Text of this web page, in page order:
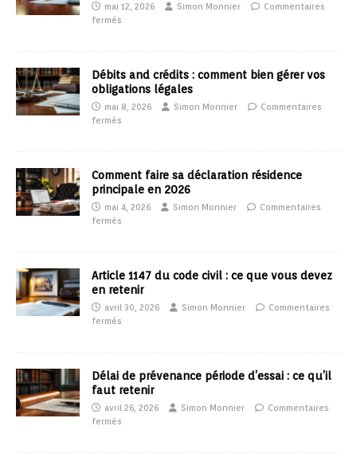
mai 12, 2026 Simon Monnier
Commentaires
fermés
Débits and crédits : comment bien gérer vos
obligations légales
mai 8, 2026 Simon Monnier
Commentaires
fermés
Comment faire sa déclaration résidence
principale en 2026
mai 4, 2026 Simon Monnier
Commentaires
fermés
Article 1147 du code civil : ce que vous devez
en retenir
avril 30, 2026 Simon Monnier
Commentaires
fermés
Délai de prévenance période d’essai : ce qu’il
faut retenir
avril 26, 2026 Simon Monnier
Commentaires
fermés